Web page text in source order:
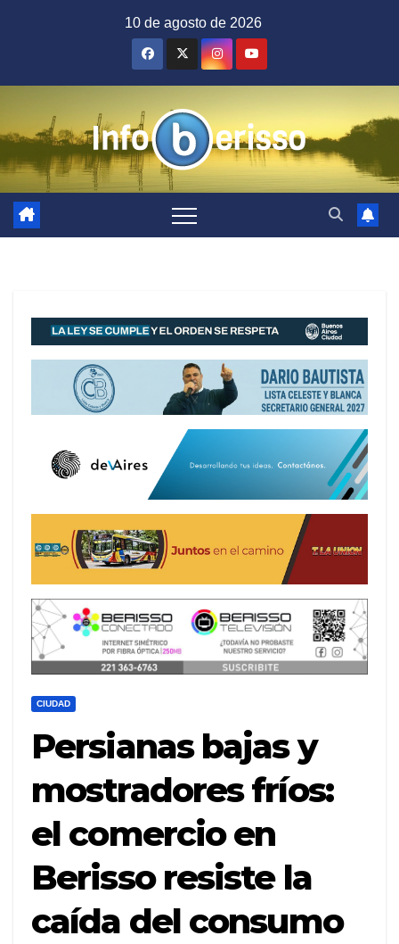
10 de agosto de 2026
CIUDAD
Persianas bajas y
mostradores fríos:
el comercio en
Berisso resiste la
caída del consumo